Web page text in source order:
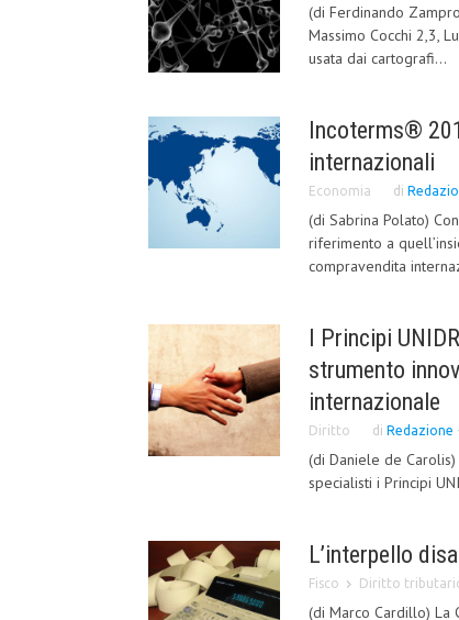
(di Ferdinando
Massimo Cocchi 2,3,
usata dai cartografi...
Incoterms®
internazionali
Economia di
(di Sabrina Polato)
riferimento a
compravendita
I Principi
strumento
internazionale
Diritto di Redazione
(di Daniele de
specialisti i Principi
L’interpello
Fisco Diritto
(di Marco Cardillo) La